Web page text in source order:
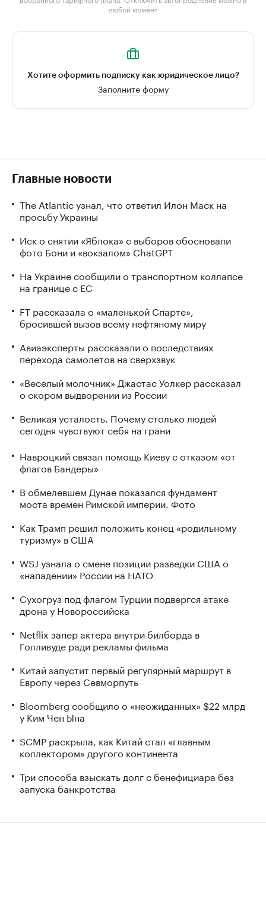
любой момент
Хотите оформить подписку как юридическое лицо?
Заполните форму
Главные новости
The Atlantic узнал, что ответил Илон Маск на
просьбу Украины
Иск о снятии «Яблока» с выборов обосновали
фото Бони и «вокзалом» ChatGPT
На Украине сообщили о транспортном коллапсе
на границе с ЕС
FT рассказала о «маленькой Спарте»,
бросившей вызов всему нефтяному миру
Авиаэксперты рассказали о последствиях
перехода самолетов на сверхзвук
«Веселый молочник» Джастас Уолкер рассказал
о скором выдворении из России
Великая усталость. Почему столько людей
сегодня чувствуют себя на грани
Навроцкий связал помощь Киеву с отказом «от
флагов Бандеры»
В обмелевшем Дунае показался фундамент
моста времен Римской империи. Фото
Как Трамп решил положить конец «родильному
туризму» в США
WSJ узнала о смене позиции разведки США о
«нападении» России на НАТО
Сухогруз под флагом Турции подвергся атаке
дрона у Новороссийска
Netflix запер актера внутри билборда в
Голливуде ради рекламы фильма
Китай запустит первый регулярный маршрут в
Европу через Севморпуть
Bloomberg сообщило о «неожиданных» $22 млрд
у Ким Чен Ына
SCMP раскрыла, как Китай стал «главным
коллектором» другого континента
Три способа взыскать долг с бенефициара без
запуска банкротства